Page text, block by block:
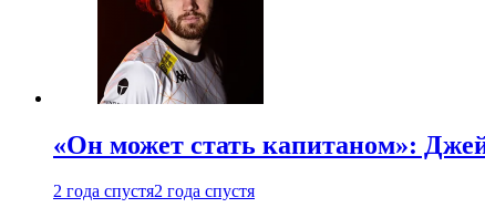
«Он может стать капитаном»:
2 года спустя2 года спустя